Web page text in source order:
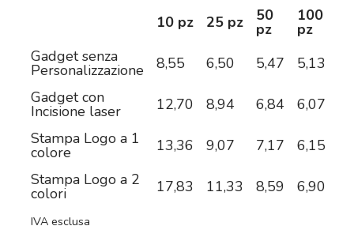
10 pz 25 pz 50
pz
100
pz
Gadget senza
Personalizzazione 8,55 6,50 5,47 5,13
Gadget con
Incisione laser 12,70 8,94 6,84 6,07
Stampa Logo a 1
colore 13,36 9,07 7,17 6,15
Stampa Logo a 2
colori 17,83 11,33 8,59 6,90
IVA esclusa